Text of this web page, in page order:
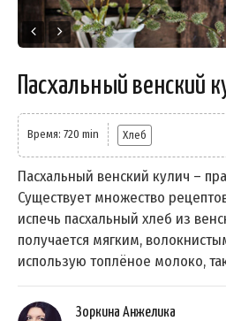
Пасхальный венский
Время: 720 min Хлеб
Пасхальный венский кулич –
Существует множество
испечь пасхальный хлеб из
получается мягким,
использую топлёное молоко,
Зоркина Анжелика